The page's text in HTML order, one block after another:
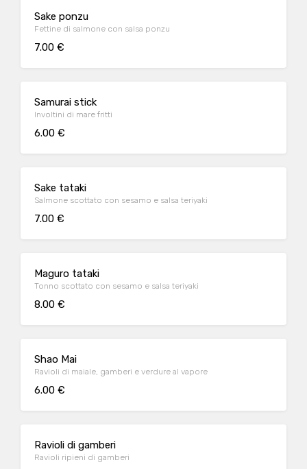
Sake ponzu
Fettine di salmone con salsa ponzu
7.00 €
Samurai stick
Involtini di mare fritti
6.00 €
Sake tataki
Salmone scottato con sesamo e salsa teriyaki
7.00 €
Maguro tataki
Tonno scottato con sesamo e salsa teriyaki
8.00 €
Shao Mai
Ravioli di maiale, gamberi e verdure al vapore
6.00 €
Ravioli di gamberi
Ravioli ripieni di gamberi